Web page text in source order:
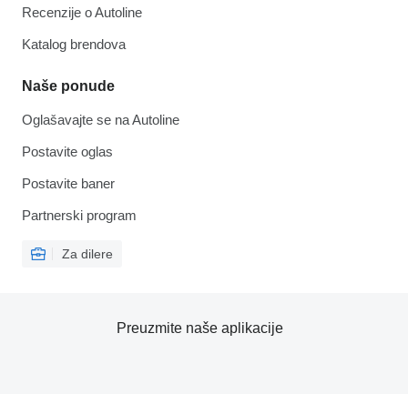
Recenzije o Autoline
Katalog brendova
Naše ponude
Oglašavajte se na Autoline
Postavite oglas
Postavite baner
Partnerski program
Za dilere
Preuzmite naše aplikacije